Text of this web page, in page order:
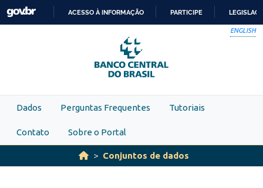
Skip to main content
PARA
O
CONTEÚDO
ACESSO À INFORMAÇÃO PARTICIPE
ENGLISH
Dados Perguntas Frequentes Tutoriais
Contato Sobre o Portal
Conjuntos de dados